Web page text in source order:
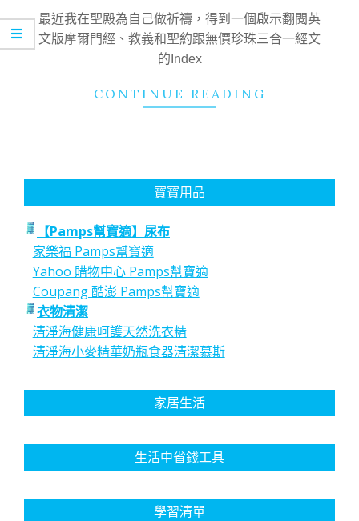
09
最近我在聖殿為自己做祈禱，得到一個啟示翻閱英
文版摩爾門經、教義和聖約跟無價珍珠三合一經文
的Index
CONTINUE READING
寶寶用品
【Pamps幫寶適】尿布
家樂福 Pamps幫寶適
Yahoo 購物中心 Pamps幫寶適
Coupang 酷澎 Pamps幫寶適
衣物清潔
清淨海健康呵護天然洗衣精
清淨海小麥精華奶瓶食器清潔慕斯
家居生活
生活中省錢工具
學習清單